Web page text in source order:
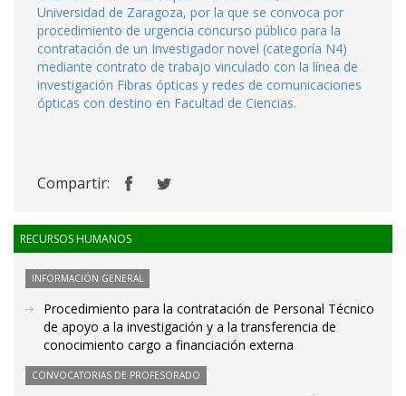
Universidad de Zaragoza, por la que se convoca por
procedimiento de urgencia concurso público para la
contratación de un Investigador novel (categoría N4)
mediante contrato de trabajo vinculado con la línea de
investigación Fibras ópticas y redes de comunicaciones
ópticas con destino en Facultad de Ciencias.
Compartir:
RECURSOS HUMANOS
INFORMACIÓN GENERAL
Procedimiento para la contratación de Personal Técnico
de apoyo a la investigación y a la transferencia de
conocimiento cargo a financiación externa
CONVOCATORIAS DE PROFESORADO